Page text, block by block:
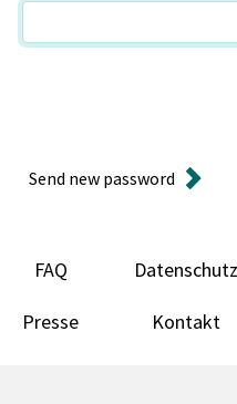
Send new password
FAQ Datenschutz
Presse Kontakt